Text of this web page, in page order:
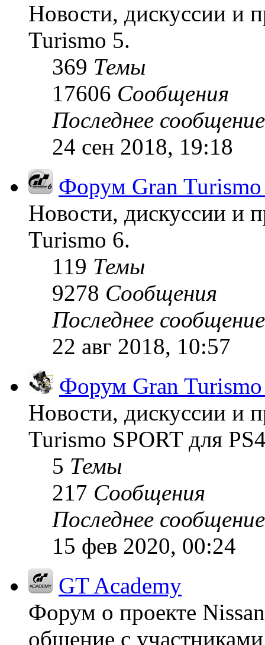
Новости, дискуссии и
Turismo 5.
369 Темы
17606 Сообщения
Последнее сообщение
24 сен 2018, 19:18
Форум Gran
Новости, дискуссии и
Turismo 6.
119 Темы
9278 Сообщения
Последнее сообщение
22 авг 2018, 10:57
Форум Gran Turismo
Новости, дискуссии и
Turismo SPORT для
5 Темы
217 Сообщения
Последнее сообщение
15 фев 2020, 00:24
GT Academy
Форум о проекте
общение с